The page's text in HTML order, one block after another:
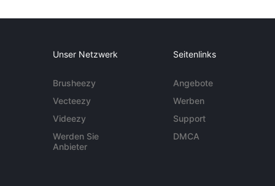
Unser Netzwerk
Brusheezy
Vecteezy
Videezy
Werden Sie
Anbieter
Seitenlinks
Angebote
Werben
Support
DMCA